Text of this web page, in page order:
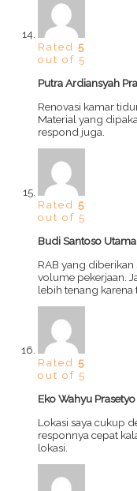
Rated 5
out of 5
Putra Ardiansyah
Renovasi kamar
Material yang
respond juga.
Rated 5
out of 5
Budi Santoso Utama
RAB yang
volume pekerjaan.
lebih tenang karena
Rated 5
out of 5
Eko Wahyu Prasetyo
Lokasi saya cukup
responnya cepat
lokasi.